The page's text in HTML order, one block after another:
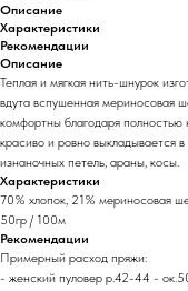
Описание
Характеристики
Рекомендации
Описание
Теплая и мягкая нить-шнурок
вдута вспушенная мериносовая
комфортны благодаря
красиво и ровно выкладывается
изнаночных петель, араны, косы.
Характеристики
70% хлопок, 21% мериносовая
50гр / 100м
Рекомендации
Примерный расход пряжи:
- женский пуловер р.42-44 -